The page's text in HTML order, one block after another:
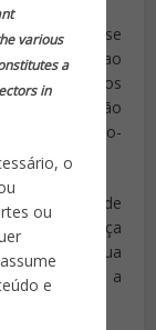
various
a
in
o
ou
e
que não se
respeito ao
sabemos, os
portanto, não
do processo-
discurso de
confiança
e à sua
ainda a